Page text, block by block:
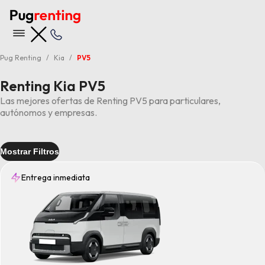
Pug Renting Kia PV5
Renting Kia PV5
Las mejores ofertas de Renting PV5 para particulares,
autónomos y empresas.
Mostrar Filtros
Entrega
Inmediata(2)
Entrega inmediata